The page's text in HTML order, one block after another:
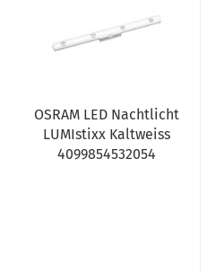
OSRAM LED Nachtlicht
LUMIstixx Kaltweiss
4099854532054